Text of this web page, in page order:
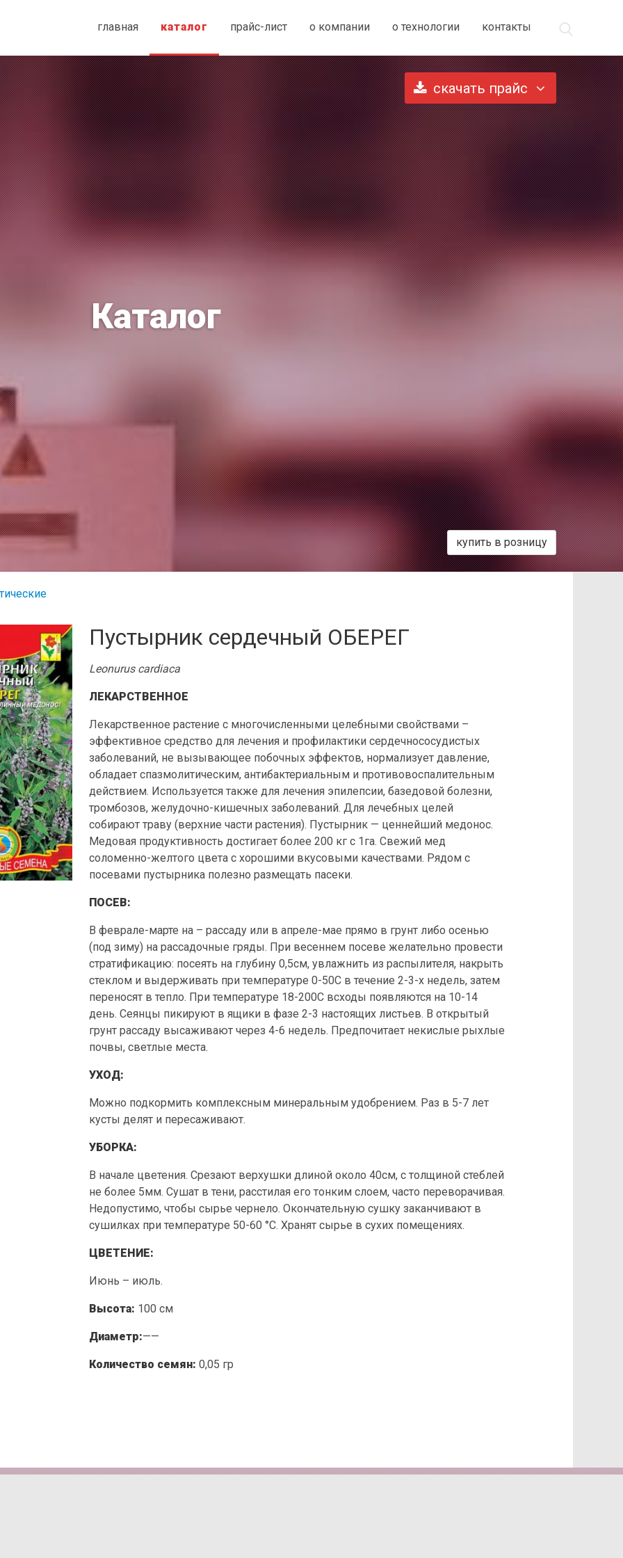
главная каталог прайс-лист о компании о технологии контакты
скачать прайс
Каталог
купить в розницу
Пустырник сердечный ОБЕРЕГ
Leonurus cardiaca
ЛЕКАРСТВЕННОЕ
Лекарственное растение с многочисленными целебными свойствами –
эффективное средство для лечения и профилактики сердечнососудистых
заболеваний, не вызывающее побочных эффектов, нормализует давление,
обладает спазмолитическим, антибактериальным и противовоспалительным
действием. Используется также для лечения эпилепсии, базедовой болезни,
тромбозов, желудочно-кишечных заболеваний. Для лечебных целей
собирают траву (верхние части растения). Пустырник — ценнейший медонос.
Медовая продуктивность достигает более 200 кг с 1га. Свежий мед
соломенно-желтого цвета с хорошими вкусовыми качествами. Рядом с
посевами пустырника полезно размещать пасеки.
ПОСЕВ:
В феврале-марте на – рассаду или в апреле-мае прямо в грунт либо осенью
(под зиму) на рассадочные гряды. При весеннем посеве желательно провести
стратификацию: посеять на глубину 0,5см, увлажнить из распылителя, накрыть
стеклом и выдерживать при температуре 0-50С в течение 2-3-х недель, затем
переносят в тепло. При температуре 18-200С всходы появляются на 10-14
день. Сеянцы пикируют в ящики в фазе 2-3 настоящих листьев. В открытый
грунт рассаду высаживают через 4-6 недель. Предпочитает некислые рыхлые
почвы, светлые места.
УХОД:
Можно подкормить комплексным минеральным удобрением. Раз в 5-7 лет
кусты делят и пересаживают.
УБОРКА:
В начале цветения. Срезают верхушки длиной около 40см, с толщиной стеблей
не более 5мм. Сушат в тени, расстилая его тонким слоем, часто переворачивая.
Недопустимо, чтобы сырье чернело. Окончательную сушку заканчивают в
сушилках при температуре 50-60 °С. Хранят сырье в сухих помещениях.
ЦВЕТЕНИЕ:
Июнь – июль.
Высота: 100 см
Диаметр:——
Количество семян: 0,05 гр